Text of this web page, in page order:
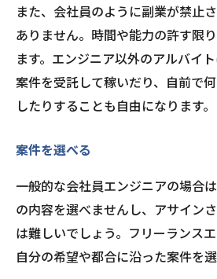
また、会社員のように副業が禁止
ありません。時間や能力の許す限
ます。エンジニア以外のアルバイ
案件を受託して稼いだり、自前で
したりすることも自由になります。
案件を選べる
一般的な会社員エンジニアの場合
の内容を選べませんし、アサイン
は難しいでしょう。フリーランス
自分の希望や都合に沿った案件を